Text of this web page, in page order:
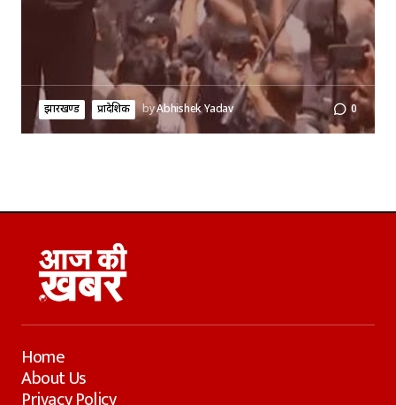
झारखण्ड प्रादेशिक byAbhishek Yadav 0
Home
About Us